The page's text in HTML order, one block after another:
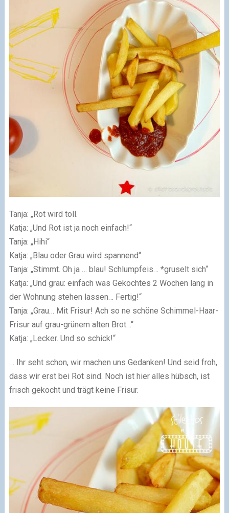
Tanja: „Rot wird toll.
Katja: „Und Rot ist ja noch einfach!“
Tanja: „Hihi“
Katja: „Blau oder Grau wird spannend“
Tanja: „Stimmt. Oh ja … blau! Schlumpfeis… *gruselt sich“
Katja: „Und grau: einfach was Gekochtes 2 Wochen lang in
der Wohnung stehen lassen… Fertig!“
Tanja: „Grau… Mit Frisur! Ach so ne schöne Schimmel-Haar-
Frisur auf grau-grünem alten Brot…“
Katja: „Lecker. Und so schick!“
… Ihr seht schon, wir machen uns Gedanken! Und seid froh,
dass wir erst bei Rot sind. Noch ist hier alles hübsch, ist
frisch gekocht und trägt keine Frisur.